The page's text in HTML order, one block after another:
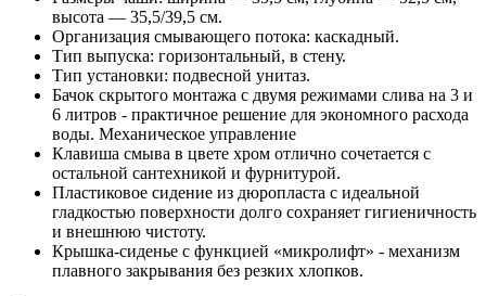
высота — 35,5/39,5 см.
Организация смывающего потока: каскадный.
Тип выпуска: горизонтальный, в стену.
Тип установки: подвесной унитаз.
Бачок скрытого монтажа с двумя режимами слива на 3 и
6 литров - практичное решение для экономного расхода
воды. Механическое управление
Клавиша смыва в цвете хром отлично сочетается с
остальной сантехникой и фурнитурой.
Пластиковое сидение из дюропласта с идеальной
гладкостью поверхности долго сохраняет гигиеничность
и внешнюю чистоту.
Крышка-сиденье с функцией «микролифт» - механизм
плавного закрывания без резких хлопков.